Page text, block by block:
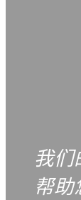
我们
帮